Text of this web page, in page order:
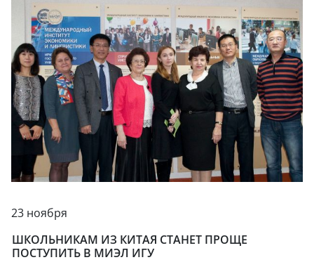
23 ноября
ШКОЛЬНИКАМ ИЗ КИТАЯ СТАНЕТ ПРОЩЕ
ПОСТУПИТЬ В МИЭЛ ИГУ